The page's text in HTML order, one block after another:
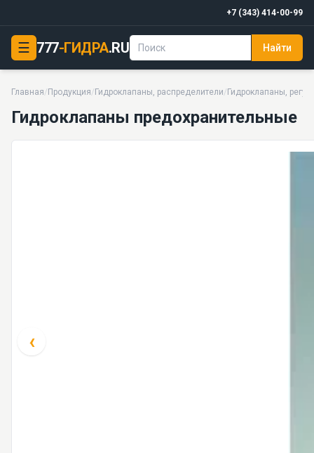
+7 (343) 414-00-99
☰ 777-ГИДРА.RU Найти
Главная/ Продукция/ Гидроклапаны, распределители/ Гидроклапаны,
Гидроклапаны предохранительные
Гидроклапаны предохранительные
‹